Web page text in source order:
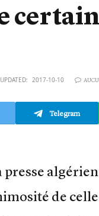
UPDATED: 2017-10-10
Telegram
presse
de